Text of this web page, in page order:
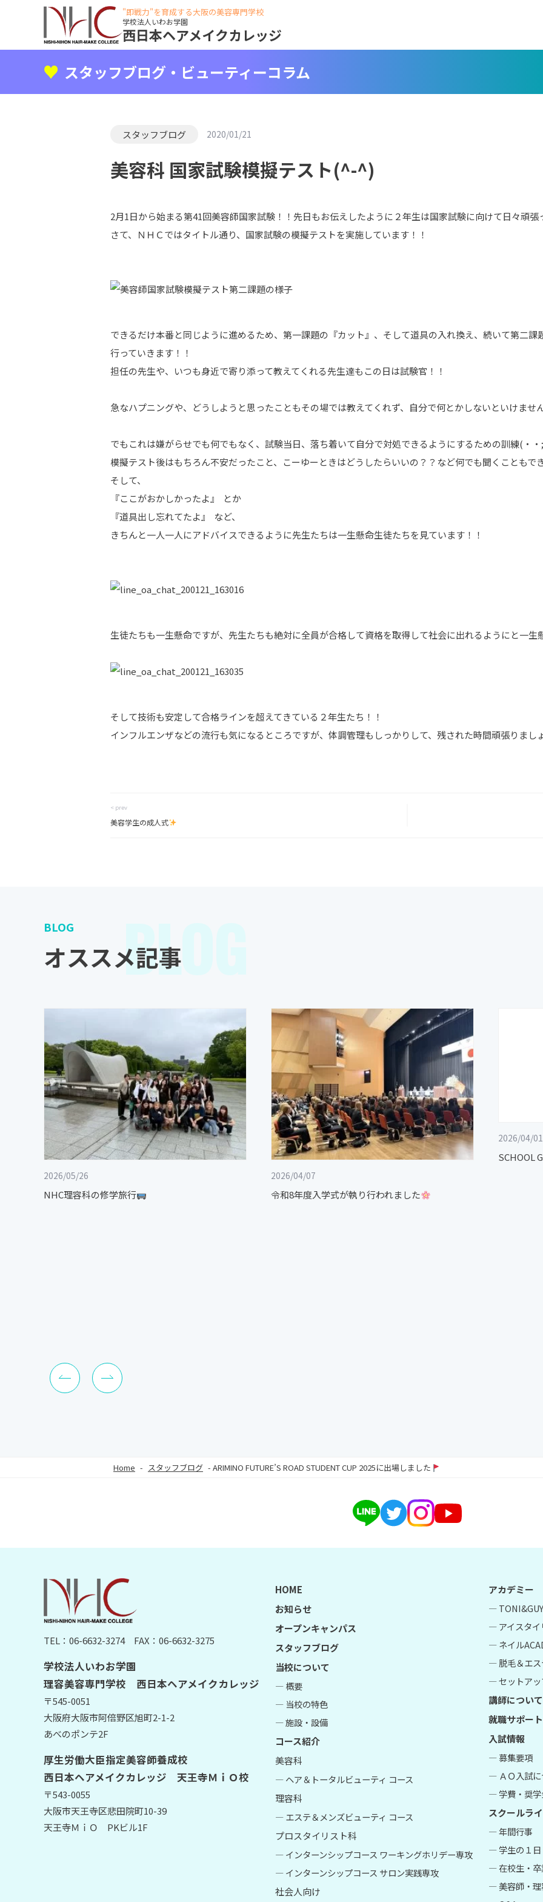
"即戦力"を育成する大阪の美容専門学校
学校法人いわお学園
西日本ヘアメイクカレッジ
スタッフブログ・ビューティーコラム
スタッフブログ 2020/01/21
美容科 国家試験模擬テスト(^-^)
2月1日から始まる第41回美容師国家試験！！先日もお伝えしたように２年生は国家試験に向けて日々頑
さて、ＮＨＣではタイトル通り、国家試験の模擬テストを実施しています！！
できるだけ本番と同じように進めるため、第一課題の『カット』、そして道具の入れ換え、続いて第二課
行っていきます！！
担任の先生や、いつも身近で寄り添って教えてくれる先生達もこの日は試験官！！
急なハプニングや、どうしようと思ったこともその場では教えてくれず、自分で何とかしないといけませ
でもこれは嫌がらせでも何でもなく、試験当日、落ち着いて自分で対処できるようにするための訓練(・・
模擬テスト後はもちろん不安だったこと、こーゆーときはどうしたらいいの？？など何でも聞くこともで
そして、
『ここがおかしかったよ』 とか
『道具出し忘れてたよ』 など、
きちんと一人一人にアドバイスできるように先生たちは一生懸命生徒たちを見ています！！
生徒たちも一生懸命ですが、先生たちも絶対に全員が合格して資格を取得して社会に出れるようにと一生
そして技術も安定して合格ラインを超えてきている２年生たち！！
インフルエンザなどの流行も気になるところですが、体調管理もしっかりして、残された時間頑張りまし
< prev
美容学生の成人式
BLOG
オススメ記事
BLOG
2026/05/26
NHC理容科の修学旅行
2026/04/07
令和8年度入学式が執り行われました
2026/04/01
SCHOOL
Home - スタッフブログ - ARIMINO FUTURE’S ROAD STUDENT CUP 2025に出場しました
TEL：06-6632-3274FAX：06-6632-3275
学校法人いわお学園
理容美容専門学校 西日本ヘアメイクカレッジ
〒545-0051
大阪府大阪市阿倍野区旭町2-1-2
あべのポンテ2F
厚生労働大臣指定美容師養成校
西日本ヘアメイクカレッジ 天王寺ＭｉＯ校
〒543-0055
大阪市天王寺区悲田院町10-39
天王寺ＭｉＯ PKビル1F
HOME
お知らせ
オープンキャンパス
スタッフブログ
当校について
― 概要
― 当校の特色
― 施設・設備
コース紹介
美容科
― ヘア＆トータルビューティ コース
理容科
― エステ＆メンズビューティ コース
プロスタイリスト科
― インターンシップコース ワーキングホリデー専攻
― インターンシップコース サロン実践専攻
社会人向け
アカデミー
―
― アイスタイ
― ネイル
― 脱毛＆エス
― セットアッ
講師について
就職サポート
入試情報
― 募集要項
― ＡＯ入試に
― 学費・奨学
スクールラ
― 年間行事
― 学生の１日
― 在校生・卒
― 美容師・理